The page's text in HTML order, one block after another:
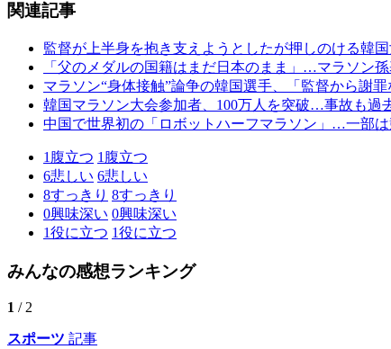
関連記事
監督が上半身を抱き支えようとしたが押しのける韓
「父のメダルの国籍はまだ日本のまま」…マラソン
マラソン“身体接触”論争の韓国選手、「監督から謝
韓国マラソン大会参加者、100万人を突破…事故も過
中国で世界初の「ロボットハーフマラソン」…一部
1 腹立つ 1 腹立つ
6悲しい 6悲しい
8すっきり 8すっきり
0興味深い 0興味深い
1役に立つ 1役に立つ
みんなの感想ランキング
1 / 2
スポーツ 記事